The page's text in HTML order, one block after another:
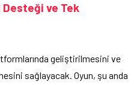
ve Tek
geliştirilmesini ve
sağlayacak. Oyun, şu anda